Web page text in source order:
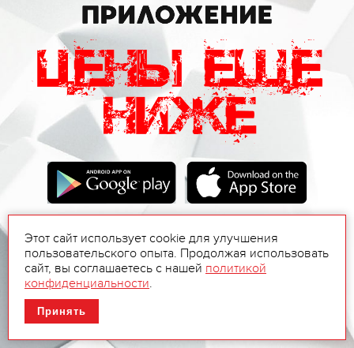
Этот сайт использует cookie для улучшения
пользовательского опыта. Продолжая использовать
сайт, вы соглашаетесь с нашей политикой
конфиденциальности.
Принять